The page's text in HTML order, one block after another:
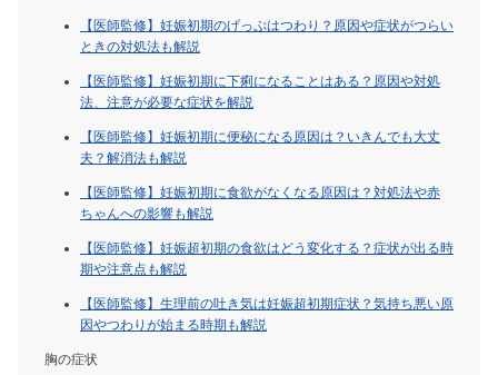
【医師監修】妊娠初期のげっぷはつわり？原因や症状がつらい
ときの対処法も解説
【医師監修】妊娠初期に下痢になることはある？原因や対処
法、注意が必要な症状を解説
【医師監修】妊娠初期に便秘になる原因は？いきんでも大丈
夫？解消法も解説
【医師監修】妊娠初期に食欲がなくなる原因は？対処法や赤
ちゃんへの影響も解説
【医師監修】妊娠超初期の食欲はどう変化する？症状が出る時
期や注意点も解説
【医師監修】生理前の吐き気は妊娠超初期症状？気持ち悪い原
因やつわりが始まる時期も解説
胸の症状